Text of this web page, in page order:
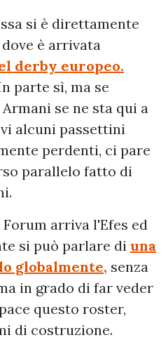
si è direttamente
è arrivata
derby europeo.
parte sì, ma se
se ne sta qui a
alcuni passettini
perdenti, ci pare
parallelo fatto di
arriva l'Efes ed
si può parlare di una
globalmente, senza
in grado di far veder
questo roster,
di costruzione.